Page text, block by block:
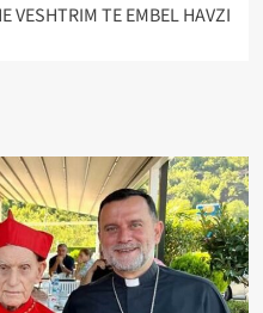
VESHTRIM TE EMBEL HAVZI